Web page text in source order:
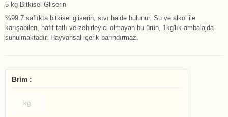
5 kg Bitkisel Gliserin
%99.7 saflıkta bitkisel gliserin, sıvı halde bulunur. Su ve alkol ile
karışabilen, hafif tatlı ve zehirleyici olmayan bu ürün, 1kg'lık ambalajda
sunulmaktadır. Hayvansal içerik barındırmaz.
Brim :
kg